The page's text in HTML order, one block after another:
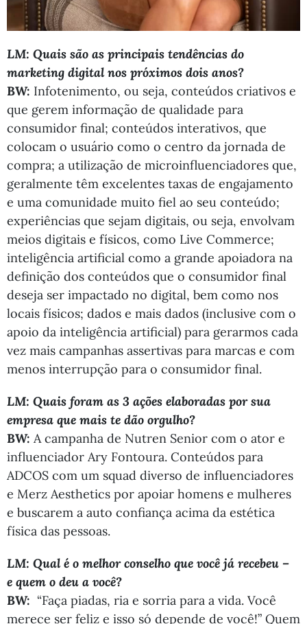
LM: Quais são as principais tendências do
marketing digital nos próximos dois anos?
BW: Infotenimento, ou seja, conteúdos criativos e
que gerem informação de qualidade para
consumidor final; conteúdos interativos, que
colocam o usuário como o centro da jornada de
compra; a utilização de microinfluenciadores que,
geralmente têm excelentes taxas de engajamento
e uma comunidade muito fiel ao seu conteúdo;
experiências que sejam digitais, ou seja, envolvam
meios digitais e físicos, como Live Commerce;
inteligência artificial como a grande apoiadora na
definição dos conteúdos que o consumidor final
deseja ser impactado no digital, bem como nos
locais físicos; dados e mais dados (inclusive com o
apoio da inteligência artificial) para gerarmos cada
vez mais campanhas assertivas para marcas e com
menos interrupção para o consumidor final.
LM: Quais foram as 3 ações elaboradas por sua
empresa que mais te dão orgulho?
BW: A campanha de Nutren Senior com o ator e
influenciador Ary Fontoura. Conteúdos para
ADCOS com um squad diverso de influenciadores
e Merz Aesthetics por apoiar homens e mulheres
e buscarem a auto confiança acima da estética
física das pessoas.
LM: Qual é o melhor conselho que você já recebeu –
e quem o deu a você?
BW: “Faça piadas, ria e sorria para a vida. Você
merece ser feliz e isso só depende de você!” Quem